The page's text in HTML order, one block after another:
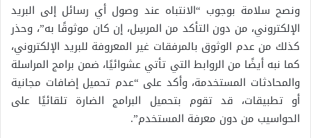
ونصح سلامة بوجوب “الانتباه عند وصول أي رسائل إلى البريد
الإلكتروني، من دون التأكد من المرسِل، إن كان موثوقًا به”، وحذر
كذلك من عدم الوثوق بالمرفقات غير المعروفة للبريد الإلكتروني،
كما نبه أيضًا من الروابط التي تأتي عشوائيًا، ضمن برامج المراسلة
والمحادثات المستخدمة، وأكد على “عدم تحميل إضافات مجانية
أو تطبيقات، قد تقوم بتحميل البرامج الضارة تلقائيًا على
الحواسيب من دون معرفة المستخدم”.